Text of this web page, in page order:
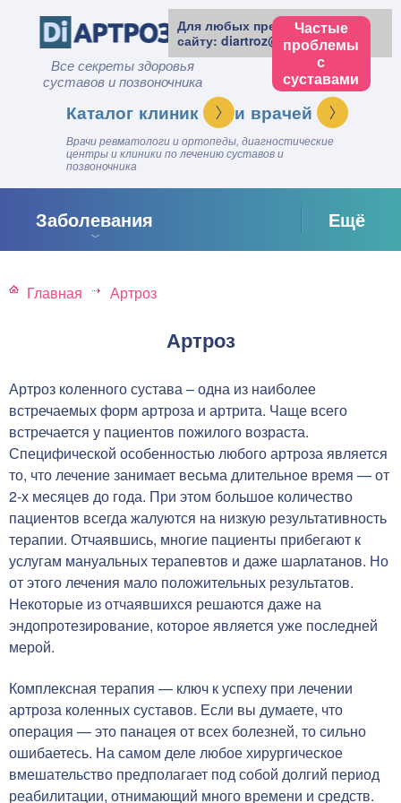
Все секреты здоровья
суставов и позвоночника
Частые
проблемы
с
суставами
Врачи ревматологи и ортопеды, диагностические
центры и клиники по лечению суставов и
позвоночника
клиник врачей
Заболевания Ещё
Главная Артроз
Артроз
Артроз коленного сустава – одна из наиболее
встречаемых форм артроза и артрита. Чаще всего
встречается у пациентов пожилого возраста.
Специфической особенностью любого артроза является
то, что лечение занимает весьма длительное время — от
2-х месяцев до года. При этом большое количество
пациентов всегда жалуются на низкую результативность
терапии. Отчаявшись, многие пациенты прибегают к
услугам мануальных терапевтов и даже шарлатанов. Но
от этого лечения мало положительных результатов.
Некоторые из отчаявшихся решаются даже на
эндопротезирование, которое является уже последней
мерой.
Комплексная терапия — ключ к успеху при лечении
артроза коленных суставов. Если вы думаете, что
операция — это панацея от всех болезней, то сильно
ошибаетесь. На самом деле любое хирургическое
вмешательство предполагает под собой долгий период
реабилитации, отнимающий много времени и средств.
Для любых предложений по
сайту: diartroz@cp9.ru